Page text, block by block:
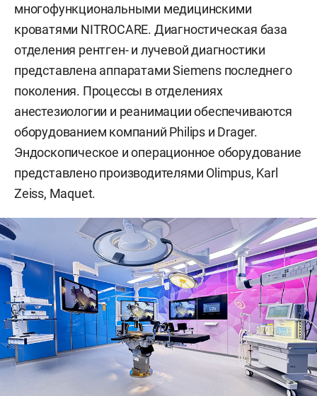
многофункциональными медицинскими
кроватями NITROCARE. Диагностическая база
отделения рентген- и лучевой диагностики
представлена аппаратами Siemens последнего
поколения. Процессы в отделениях
анестезиологии и реанимации обеспечиваются
оборудованием компаний Philips и Drager.
Эндоскопическое и операционное оборудование
представлено производителями Olimpus, Karl
Zeiss, Maquet.